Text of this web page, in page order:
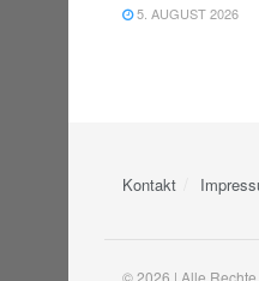
5. AUGUST 2026
Kontakt